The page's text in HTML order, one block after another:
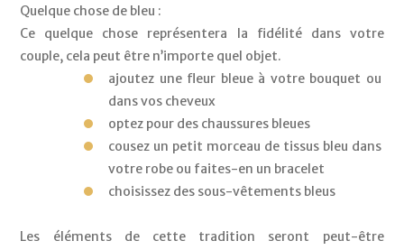
Quelque chose de bleu :
Ce quelque chose représentera la fidélité dans votre
couple, cela peut être n’importe quel objet.
ajoutez une fleur bleue à votre bouquet ou
dans vos cheveux
optez pour des chaussures bleues
cousez un petit morceau de tissus bleu dans
votre robe ou faites-en un bracelet
choisissez des sous-vêtements bleus
Les éléments de cette tradition seront peut-être